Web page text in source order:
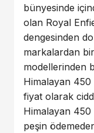
bünyesinde
olan Royal
dengesinden
markalardan
modellerinden
Himalayan 450
fiyat olarak
Himalayan
peşin